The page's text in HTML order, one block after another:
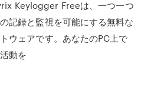
Keylogger Freeは、一つ一つ
記録と監視を可能にする無料な
ウェアです。あなたのPC上で
動を